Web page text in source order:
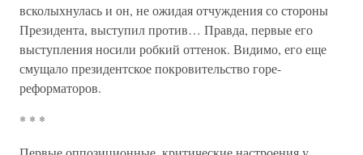
всколыхнулась и он, не ожидая отчуждения со стороны
Президента, выступил против… Правда, первые его
выступления носили робкий оттенок. Видимо, его еще
смущало президентское покровительство горе-
реформаторов.
* * *